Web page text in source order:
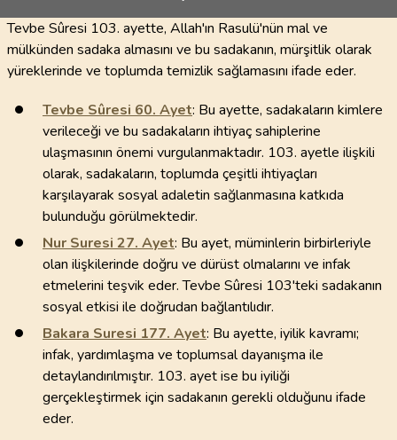
Tevbe Sûresi 103. ayette, Allah'ın Rasulü'nün mal ve
mülkünden sadaka almasını ve bu sadakanın, mürşitlik olarak
yüreklerinde ve toplumda temizlik sağlamasını ifade eder.
Tevbe Sûresi 60. Ayet: Bu ayette, sadakaların kimlere
verileceği ve bu sadakaların ihtiyaç sahiplerine
ulaşmasının önemi vurgulanmaktadır. 103. ayetle ilişkili
olarak, sadakaların, toplumda çeşitli ihtiyaçları
karşılayarak sosyal adaletin sağlanmasına katkıda
bulunduğu görülmektedir.
Nur Suresi 27. Ayet: Bu ayet, müminlerin birbirleriyle
olan ilişkilerinde doğru ve dürüst olmalarını ve infak
etmelerini teşvik eder. Tevbe Sûresi 103'teki sadakanın
sosyal etkisi ile doğrudan bağlantılıdır.
Bakara Suresi 177. Ayet: Bu ayette, iyilik kavramı;
infak, yardımlaşma ve toplumsal dayanışma ile
detaylandırılmıştır. 103. ayet ise bu iyiliği
gerçekleştirmek için sadakanın gerekli olduğunu ifade
eder.